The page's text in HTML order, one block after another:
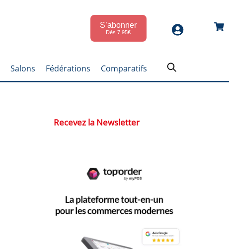
S’abonner
Dès 7,95€
Salons Fédérations Comparatifs
Recevez la Newsletter